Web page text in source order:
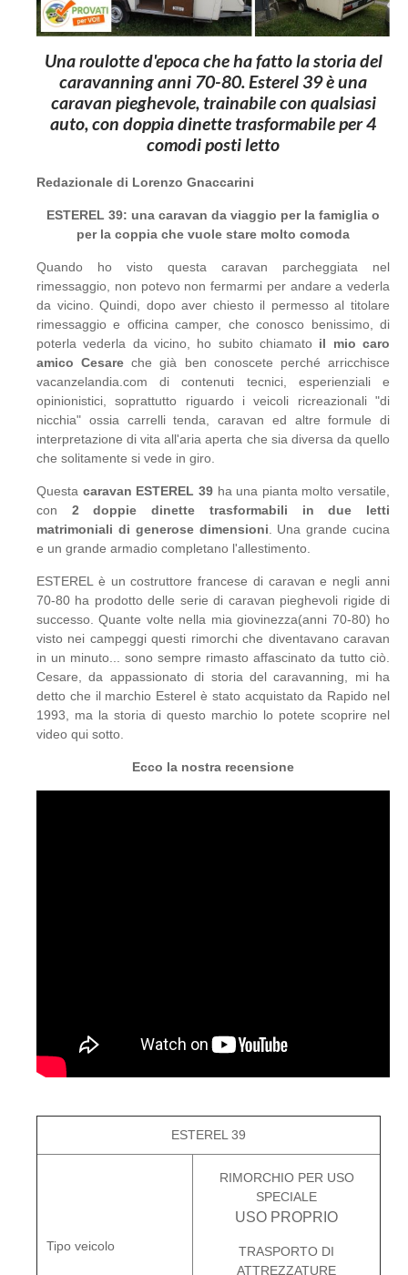
Una roulotte d'epoca che ha fatto la storia del
caravanning anni 70-80. Esterel 39 è una
caravan pieghevole, trainabile con qualsiasi
auto, con doppia dinette trasformabile per 4
comodi posti letto
Redazionale di Lorenzo Gnaccarini
ESTEREL 39: una caravan da viaggio per la famiglia o
per la coppia che vuole stare molto comoda
Quando ho visto questa caravan parcheggiata nel
rimessaggio, non potevo non fermarmi per andare a vederla
da vicino. Quindi, dopo aver chiesto il permesso al titolare
rimessaggio e officina camper, che conosco benissimo, di
poterla vederla da vicino, ho subito chiamato il mio caro
amico Cesare che già ben conoscete perché arricchisce
vacanzelandia.com di contenuti tecnici, esperienziali e
opinionistici, soprattutto riguardo i veicoli ricreazionali "di
nicchia" ossia carrelli tenda, caravan ed altre formule di
interpretazione di vita all'aria aperta che sia diversa da quello
che solitamente si vede in giro.
Questa caravan ESTEREL 39ha una pianta molto versatile,
con 2 doppie dinette trasformabili in due letti
matrimoniali di generose dimensioni. Una grande cucina
e un grande armadio completano l'allestimento.
ESTEREL è un costruttore francese di caravan e negli anni
70-80 ha prodotto delle serie di caravan pieghevoli rigide di
successo. Quante volte nella mia giovinezza(anni 70-80) ho
visto nei campeggi questi rimorchi che diventavano caravan
in un minuto... sono sempre rimasto affascinato da tutto ciò.
Cesare, da appassionato di storia del caravanning, mi ha
detto che il marchio Esterel è stato acquistato da Rapido nel
1993, ma la storia di questo marchio lo potete scoprire nel
video qui sotto.
Ecco la nostra recensione
ESTEREL 39
Tipo veicolo
RIMORCHIO PER USO
SPECIALE
USO PROPRIO
TRASPORTO DI
ATTREZZATURE